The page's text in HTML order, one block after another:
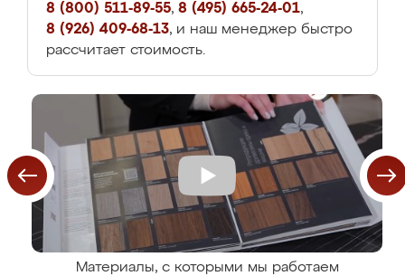
8 (800) 511-89-55, 8 (495) 665-24-01,
8 (926) 409-68-13, и наш менеджер быстро
рассчитает стоимость.
Материалы, с которыми мы работаем